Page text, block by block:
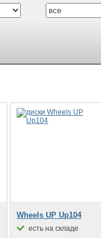
Wheels UP Up104
есть на складе